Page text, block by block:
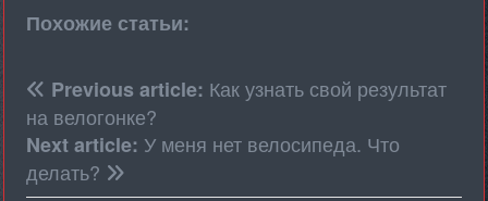
Похожие статьи:
Previous article: Как узнать свой результат
на велогонке?
Next article: У меня нет велосипеда. Что
делать?